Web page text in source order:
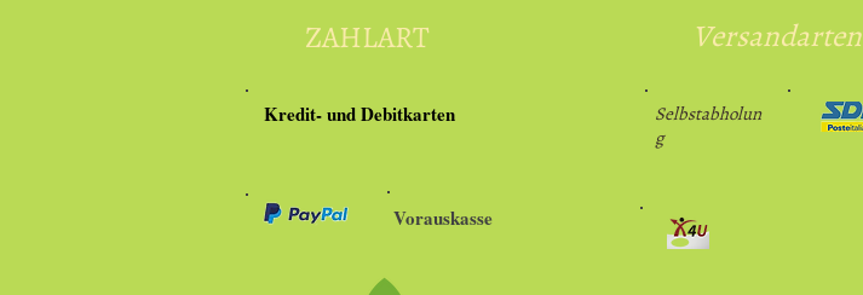
ZAHLART Versandarten
Kredit- und Debitkarten
Vorauskasse
Selbstabholun
g